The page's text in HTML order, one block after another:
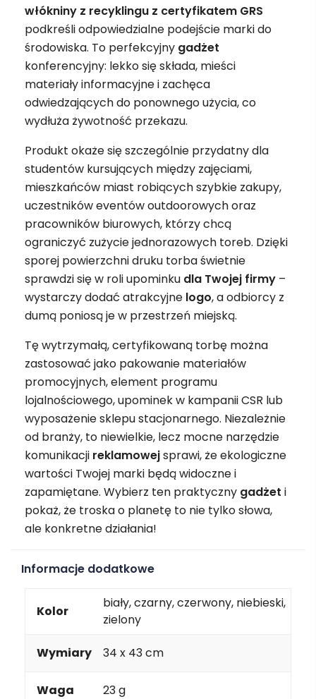
włókniny z recyklingu z certyfikatem GRS
podkreśli odpowiedzialne podejście marki do
środowiska. To perfekcyjny gadżet
konferencyjny: lekko się składa, mieści
materiały informacyjne i zachęca
odwiedzających do ponownego użycia, co
wydłuża żywotność przekazu.
Produkt okaże się szczególnie przydatny dla
studentów kursujących między zajęciami,
mieszkańców miast robiących szybkie zakupy,
uczestników eventów outdoorowych oraz
pracowników biurowych, którzy chcą
ograniczyć zużycie jednorazowych toreb. Dzięki
sporej powierzchni druku torba świetnie
sprawdzi się w roli upominku dla Twojej firmy –
wystarczy dodać atrakcyjne logo, a odbiorcy z
dumą poniosą je w przestrzeń miejską.
Tę wytrzymałą, certyfikowaną torbę można
zastosować jako pakowanie materiałów
promocyjnych, element programu
lojalnościowego, upominek w kampanii CSR lub
wyposażenie sklepu stacjonarnego. Niezależnie
od branży, to niewielkie, lecz mocne narzędzie
komunikacji reklamowejsprawi, że ekologiczne
wartości Twojej marki będą widoczne i
zapamiętane. Wybierz ten praktyczny gadżet i
pokaż, że troska o planetę to nie tylko słowa,
ale konkretne działania!
Informacje dodatkowe
Kolor
biały, czarny, czerwony, niebieski,
zielony
Wymiary 34 x 43 cm
Waga 23 g